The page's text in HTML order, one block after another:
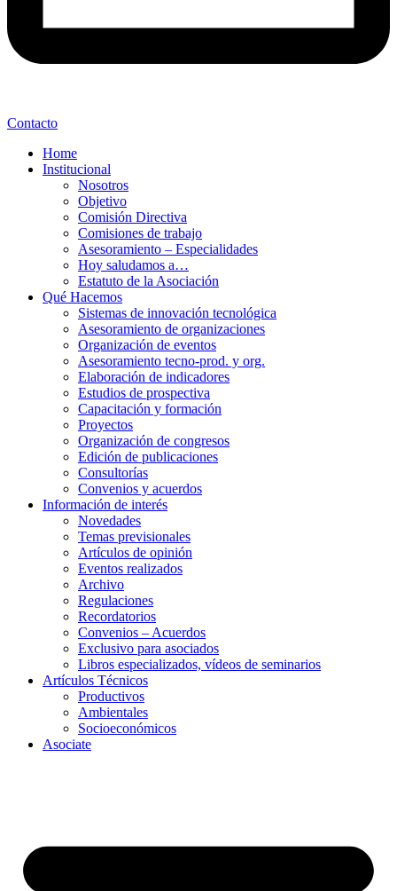
Contacto
Home
Institucional
Nosotros
Objetivo
Comisión Directiva
Comisiones de trabajo
Asesoramiento – Especialidades
Hoy saludamos a…
Estatuto de la Asociación
Qué Hacemos
Sistemas de innovación tecnológica
Asesoramiento de organizaciones
Organización de eventos
Asesoramiento tecno-prod. y org.
Elaboración de indicadores
Estudios de prospectiva
Capacitación y formación
Proyectos
Organización de congresos
Edición de publicaciones
Consultorías
Convenios y acuerdos
Información de interés
Novedades
Temas previsionales
Artículos de opinión
Eventos realizados
Archivo
Regulaciones
Recordatorios
Convenios – Acuerdos
Exclusivo para asociados
Libros especializados, vídeos de seminarios
Artículos Técnicos
Productivos
Ambientales
Socioeconómicos
Asociate